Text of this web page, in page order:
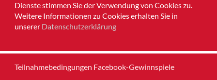
Home
Impressum
Teilnahmebedingungen Facebook-Gewinnspiele
Dienste stimmen Sie der Verwendung von Cookies zu.
Weitere Informationen zu Cookies erhalten Sie in
unserer Datenschutzerklärung